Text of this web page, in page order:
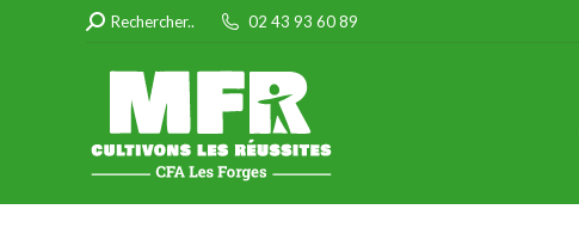
Search:Rechercher.. 02 43 93 60 89